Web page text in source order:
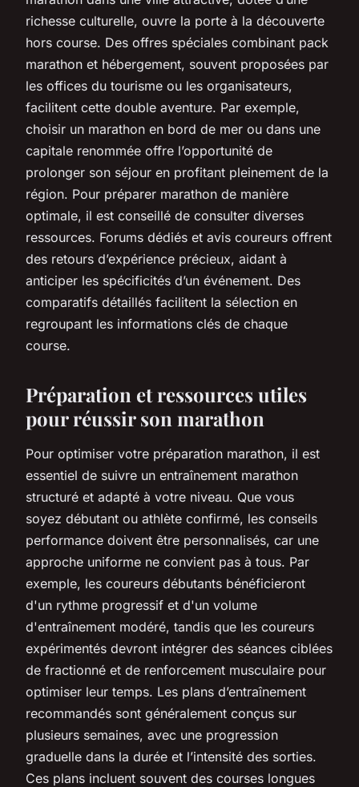
richesse culturelle, ouvre la porte à la découverte
hors course. Des offres spéciales combinant pack
marathon et hébergement, souvent proposées par
les offices du tourisme ou les organisateurs,
facilitent cette double aventure. Par exemple,
choisir un marathon en bord de mer ou dans une
capitale renommée offre l’opportunité de
prolonger son séjour en profitant pleinement de la
région. Pour préparer marathon de manière
optimale, il est conseillé de consulter diverses
ressources. Forums dédiés et avis coureurs offrent
des retours d’expérience précieux, aidant à
anticiper les spécificités d’un événement. Des
comparatifs détaillés facilitent la sélection en
regroupant les informations clés de chaque
course.
Préparation et ressources utiles
pour réussir son marathon
Pour optimiser votre préparation marathon, il est
essentiel de suivre un entraînement marathon
structuré et adapté à votre niveau. Que vous
soyez débutant ou athlète confirmé, les conseils
performance doivent être personnalisés, car une
approche uniforme ne convient pas à tous. Par
exemple, les coureurs débutants bénéficieront
d'un rythme progressif et d'un volume
d'entraînement modéré, tandis que les coureurs
expérimentés devront intégrer des séances ciblées
de fractionné et de renforcement musculaire pour
optimiser leur temps. Les plans d’entraînement
recommandés sont généralement conçus sur
plusieurs semaines, avec une progression
graduelle dans la durée et l’intensité des sorties.
Ces plans incluent souvent des courses longues